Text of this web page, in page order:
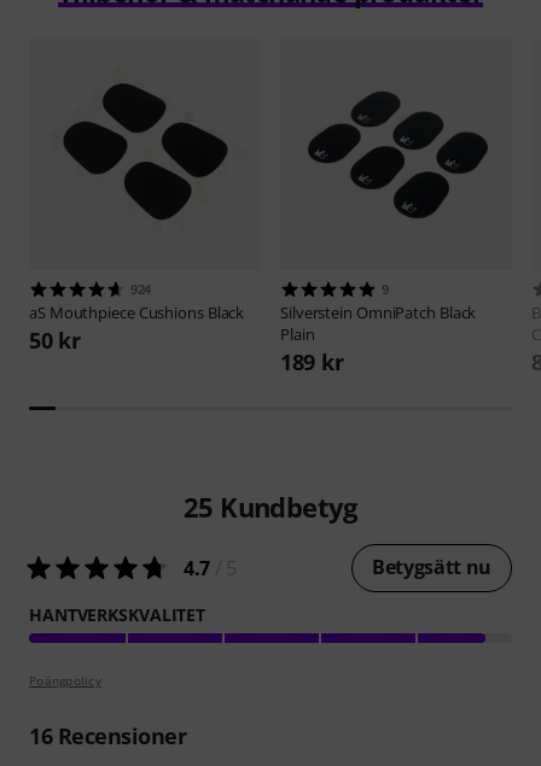
924
aS Mouthpiece Cushions Black
50 kr
9
Silverstein OmniPatch Black
Plain
189 kr
25 Kundbetyg
4.7 Betygsätt nu
HANTVERKSKVALITET
Poängpolicy
16Recensioner